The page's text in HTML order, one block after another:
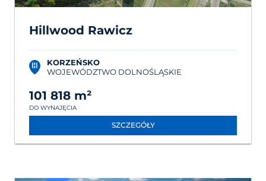
Hillwood Rawicz
KORZEŃSKO
WOJEWÓDZTWO DOLNOŚLĄSKIE
101 818 m²
DO WYNAJĘCIA
SZCZEGÓŁY